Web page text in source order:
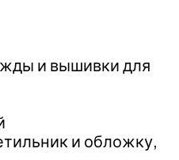
и вышивки для
и обложку,